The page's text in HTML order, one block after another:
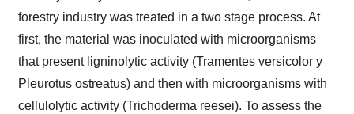
forestry industry was treated in a two stage process. At
first, the material was inoculated with microorganisms
that present ligninolytic activity (Tramentes versicolor y
Pleurotus ostreatus) and then with microorganisms with
cellulolytic activity (Trichoderma reesei). To assess the